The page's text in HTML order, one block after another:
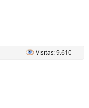
Visitas: 9.610